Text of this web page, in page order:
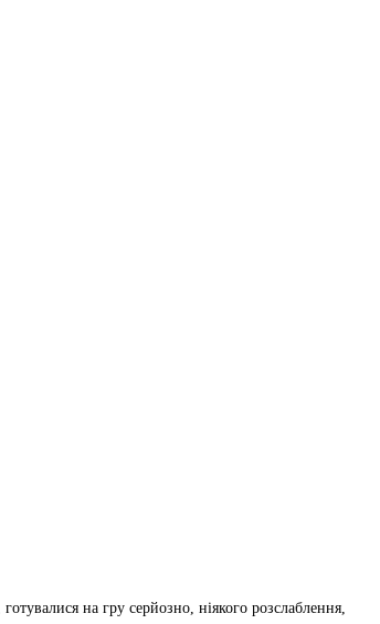
на гру серйозно, ніякого розслаблення,